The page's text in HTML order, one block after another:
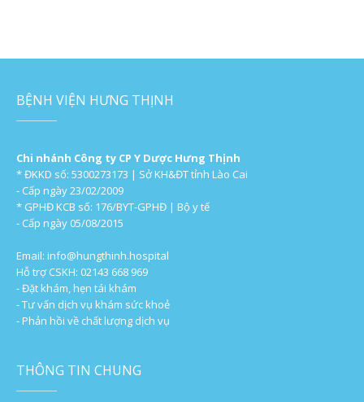
BỆNH VIỆN HƯNG THỊNH
Chi nhánh Công ty CP Y Dược Hưng Thịnh
* ĐKKD số: 5300273173 | Sở KH&ĐT tỉnh Lào Cai
- Cấp ngày 23/02/2009
* GPHĐ KCB số: 176/BYT-GPHĐ | Bộ y tế
- Cấp ngày 05/08/2015
Email: info@hungthinh.hospital
Hỗ trợ CSKH: 02143 668 969
- Đặt khám, hẹn tái khám
- Tư vấn dịch vụ khám sức khoẻ
- Phản hồi về chất lượng dịch vụ
THÔNG TIN CHUNG